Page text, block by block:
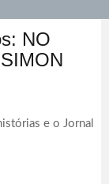
NO
e o Jornal